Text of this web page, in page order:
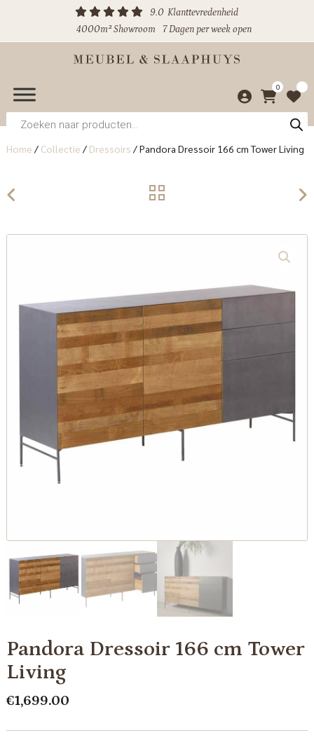
9.0 Klanttevredenheid
4000m² Showroom
7 Dagen per week open
0
Producten
zoeken
Home / Collectie / Dressoirs /Pandora Dressoir 166 cm Tower Living
Pandora Dressoir 166 cm Tower
Living
€1,699.00